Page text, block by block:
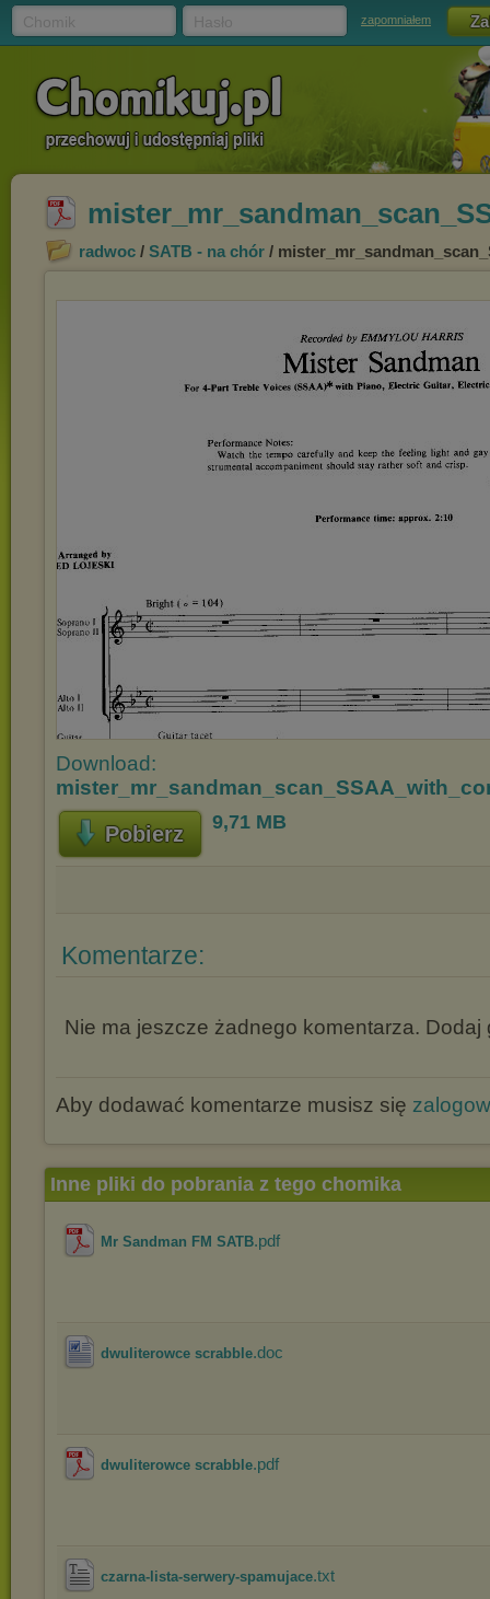
zapomniałem
radwoc / SATB - na chór /
Download:
Pobierz 9,71 MB
Komentarze:
Nie ma jeszcze żadnego komentarza. Dodaj
Aby dodawać komentarze musisz się
Inne pliki do pobrania z tego chomika
Mr Sandman FM SATB.pdf
dwuliterowce scrabble.doc
dwuliterowce scrabble.pdf
czarna-lista-serwery-spamujace.txt